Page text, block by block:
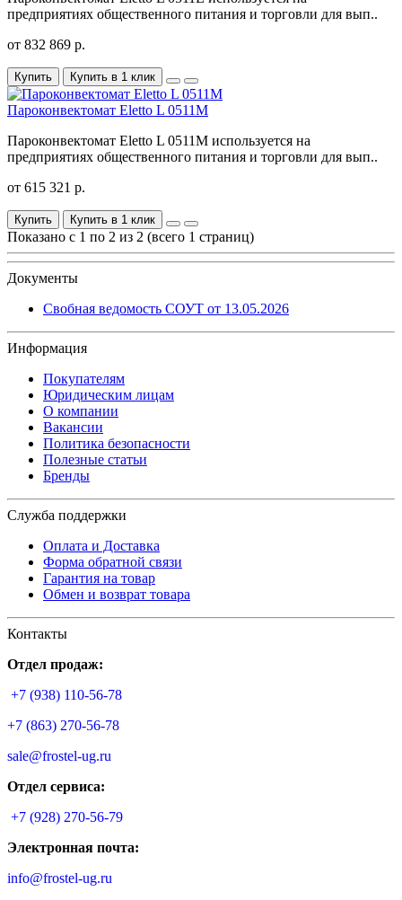
предприятиях общественного питания и торговли для вып..
от 832 869 р.
Купить Купить в 1 клик
Пароконвектомат Eletto L 0511M
Пароконвектомат Eletto L 0511M используется на
предприятиях общественного питания и торговли для вып..
от 615 321 р.
Купить Купить в 1 клик
Показано с 1 по 2 из 2 (всего 1 страниц)
Документы
Свобная ведомость СОУТ от 13.05.2026
Информация
Покупателям
Юридическим лицам
О компании
Вакансии
Политика безопасности
Полезные статьи
Бренды
Служба поддержки
Оплата и Доставка
Форма обратной связи
Гарантия на товар
Обмен и возврат товара
Контакты
Отдел продаж:
+7 (938) 110-56-78
+7 (863) 270-56-78
sale@frostel-ug.ru
Отдел сервиса:
+7 (928) 270-56-79
Электронная почта:
info@frostel-ug.ru